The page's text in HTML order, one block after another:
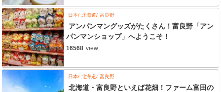
日本 北海道 富良野
アンパンマングッズがたくさん！富良野「アン
パンマンショップ」へようこそ！
16568 view
日本 北海道 富良野
北海道・富良野といえば花畑！ファーム富田の